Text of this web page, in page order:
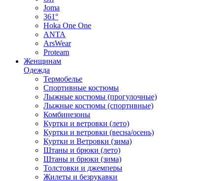
Joma
361°
Hoka One One
ANTA
ArsWear
Proteam
Женщинам
Одежда
Термобелье
Спортивные костюмы
Лыжные костюмы (прогулочные)
Лыжные костюмы (спортивные)
Комбинезоны
Куртки и ветровки (лето)
Куртки и ветровки (весна/осень)
Куртки и Ветровки (зима)
Штаны и брюки (лето)
Штаны и брюки (зима)
Толстовки и джемперы
Жилеты и безрукавки